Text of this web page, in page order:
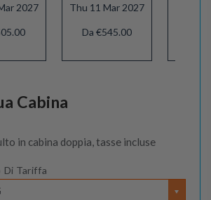
2027 Thu 11 Mar 2027
Da €545.00
Cabina
in cabina doppia, tasse incluse
Di Tariffa